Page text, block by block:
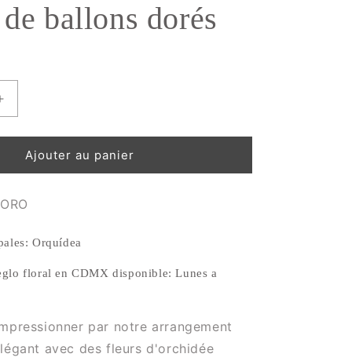
ballons dorés
Augmenter
Ajouter au panier
Orquídea
floral en CDMX disponible: Lunes a
par notre arrangement
avec des fleurs d'orchidée